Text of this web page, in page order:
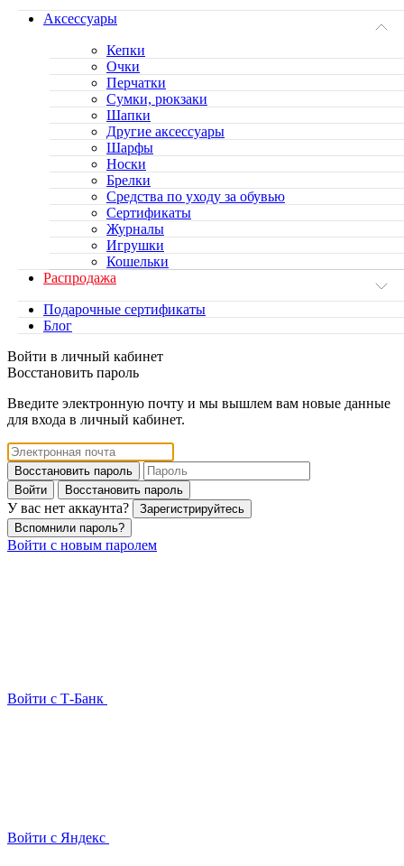
Аксессуары
Кепки
Очки
Перчатки
Сумки, рюкзаки
Шапки
Другие аксессуары
Шарфы
Носки
Брелки
Средства по уходу за обувью
Сертификаты
Журналы
Игрушки
Кошельки
Распродажа
Подарочные сертификаты
Блог
Войти в личный кабинет
Восстановить пароль
Введите электронную почту и мы вышлем вам новые данные
для входа в личный кабинет.
Восстановить пароль
Войти
Восстановить пароль
У вас нет аккаунта?
Зарегистрируйтесь
Вспомнили пароль?
Войти с новым паролем
Войти с Т-Банк
Войти с Яндекс